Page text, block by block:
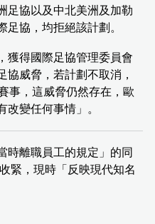
足協以及中北美洲及加勒
足協，均拒絕該計劃。
獲得國際足協管理委員會
協威脅，若計劃不取消，
事，這威脅仍然存在，歐
改變任何事情」。
時離職員工的規定」的同
緊，現時「反映現代知名